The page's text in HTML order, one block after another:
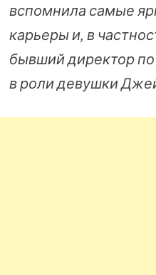
вспомнила самые
карьеры и, в
бывший директор по
в роли девушки